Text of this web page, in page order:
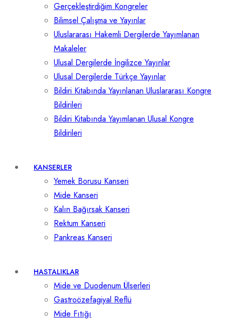
Gerçekleştirdiğim Kongreler
Bilimsel Çalışma ve Yayınlar
Uluslararası Hakemli Dergilerde Yayımlanan
Makaleler
Ulusal Dergilerde İngilizce Yayınlar
Ulusal Dergilerde Türkçe Yayınlar
Bildiri Kitabında Yayınlanan Uluslararası Kongre
Bildirileri
Bildiri Kitabında Yayımlanan Ulusal Kongre
Bildirileri
KANSERLER
Yemek Borusu Kanseri
Mide Kanseri
Kalın Bağırsak Kanseri
Rektum Kanseri
Pankreas Kanseri
HASTALIKLAR
Mide ve Duodenum Ülserleri
Gastroözefagiyal Reflü
Mide Fıtığı